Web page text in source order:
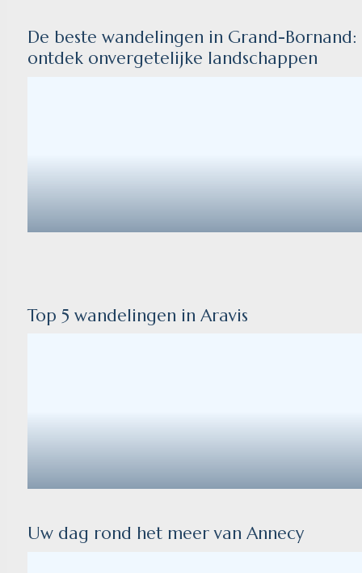
De beste wandelingen in Grand-Bornand:
ontdek onvergetelijke landschappen
Top 5 wandelingen in Aravis
Uw dag rond het meer van Annecy